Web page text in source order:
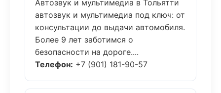
Автозвук и мультимедиа в Тольятти
автозвук и мультимедиа под ключ: от
консультации до выдачи автомобиля.
Более 9 лет заботимся о
безопасности на дороге....
Телефон: +7 (901) 181-90-57